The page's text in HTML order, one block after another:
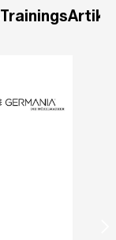
Trainings